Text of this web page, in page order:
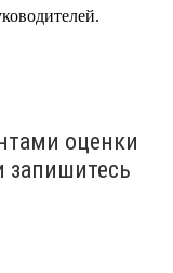
оценки
запишитесь